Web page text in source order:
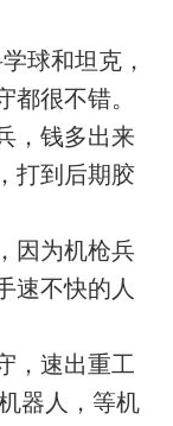
球和坦克，
都很不错。
，钱多出来
打到后期胶
因为机枪兵
速不快的人
，速出重工
器人，等机